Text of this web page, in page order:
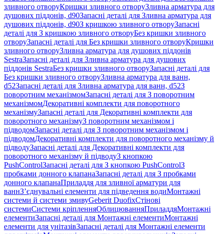
зливного отворуКришки зливного отворуЗливна арматура для
душових піддонів, d90Запасні деталі для Зливна арматура для
душових піддонів, d90З кришкою зливного отворуЗапасні
деталі для З кришкою зливного отворуБез кришки зливного
отворуЗапасні деталі для Без кришки зливного отворуКришки
зливного отворуЗливна арматура для душових піддонів
SestraЗапасні деталі для Зливна арматура для душових
піддонів SestraБез кришки зливного отворуЗапасні деталі для
Без кришки зливного отворуЗливна арматура для ванн,
d52Запасні деталі для Зливна арматура для ванн, d52З
поворотним механізмомЗапасні деталі для З поворотним
механізмомДекоративні комплекти для поворотного
механізмуЗапасні деталі для Декоративні комплекти для
поворотного механізмуЗ поворотним механізмом і
підводомЗапасні деталі для З поворотним механізмом і
підводомДекоративні комплекти для поворотного механізму й
підводуЗапасні деталі для Декоративні комплекти для
поворотного механізму й підводуЗ кнопкою
PushControlЗапасні деталі для З кнопкою PushControlЗ
пробками донного клапанаЗапасні деталі для З пробками
донного клапанаПриладдя для зливної арматури для
ваннЗ’єднувальні елементи для підведення водиМонтажні
системи й системи змивуGeberit DuofixСтінові
системиСистеми кріпленняОблицюванняПриладдяМонтажні
елементиЗапасні деталі для Монтажні елементиМонтажні
елементи для унітазівЗапасні деталі для Монтажні елементи